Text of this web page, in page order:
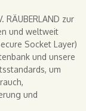
zur
und weltweit
Socket Layer)
und unsere
um
und